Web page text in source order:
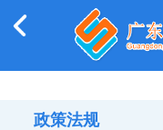
政策法规